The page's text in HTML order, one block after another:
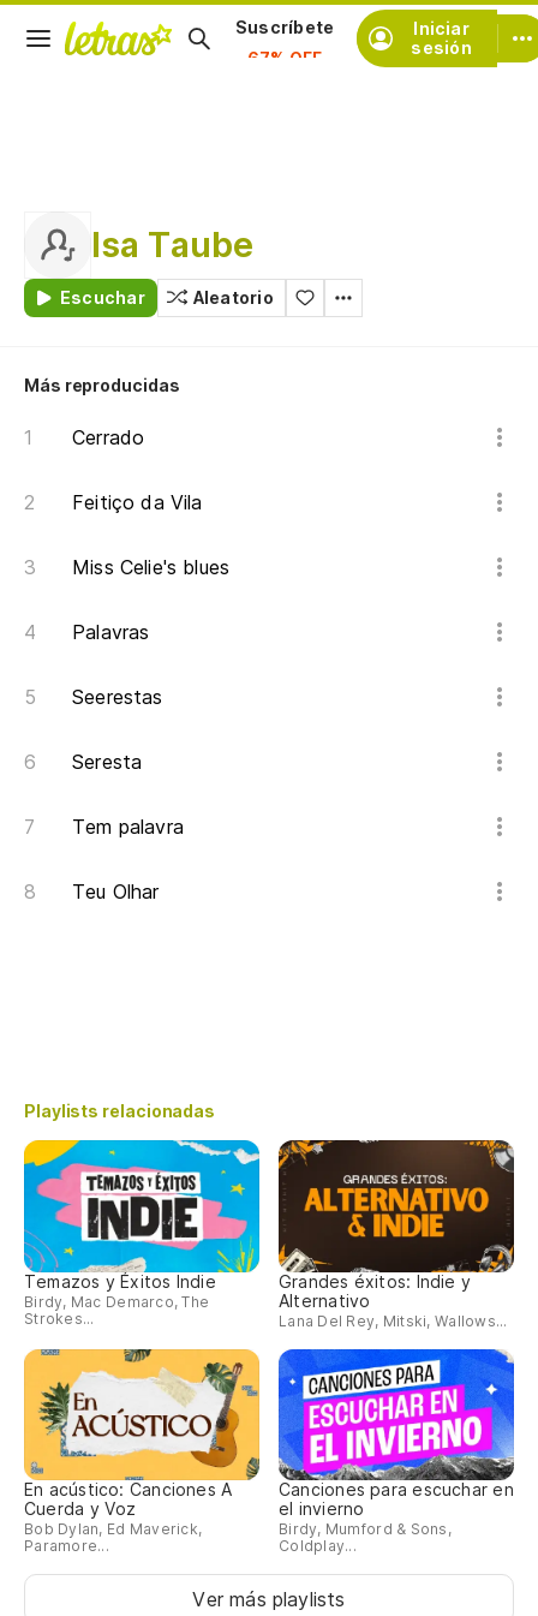
Iniciar
sesión
Suscríbete
Isa Taube
Escuchar Aleatorio
Más reproducidas
Cerrado
Feitiço da Vila
Miss Celie's blues
Palavras
Seerestas
Seresta
Tem palavra
Teu Olhar
Playlists relacionadas
Temazos y Éxitos Indie
Birdy, Mac Demarco, The
Strokes...
Grandes éxitos: Indie y
Alternativo
Lana Del Rey, Mitski, Wallows...
En acústico: Canciones A
Cuerda y Voz
Bob Dylan, Ed Maverick,
Paramore...
Canciones para escuchar en
el invierno
Birdy, Mumford & Sons,
Coldplay...
Ver más playlists